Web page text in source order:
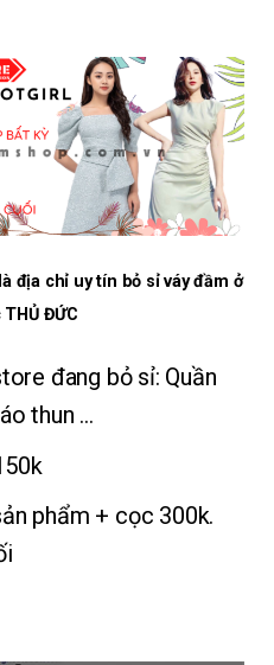
địa chỉ uy tín bỏ sỉ váy đầm ở
ĐỨC
đang bỏ sỉ: Quần
thun …
phẩm + cọc 300k.